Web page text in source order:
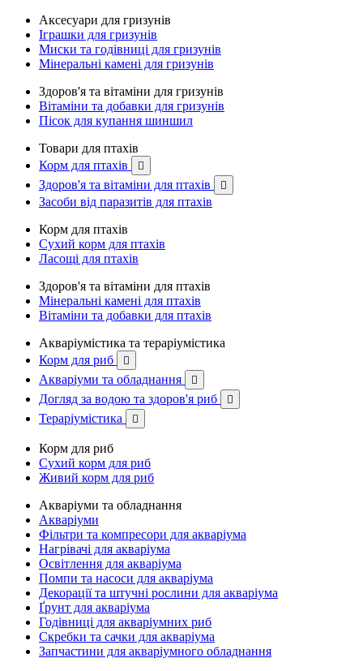
Аксесуари для гризунів
Іграшки для гризунів
Миски та годівниці для гризунів
Мінеральні камені для гризунів
Здоров'я та вітаміни для гризунів
Вітаміни та добавки для гризунів
Пісок для купання шиншил
Товари для птахів
Корм для птахів

Здоров'я та вітаміни для птахів 
Засоби від паразитів для птахів
Корм для птахів
Сухий корм для птахів
Ласощі для птахів
Здоров'я та вітаміни для птахів
Мінеральні камені для птахів
Вітаміни та добавки для птахів
Акваріумістика та тераріумістика
Корм для риб

Акваріуми та обладнання 
Догляд за водою та здоров'я риб 
Тераріумістика 
Корм для риб
Сухий корм для риб
Живий корм для риб
Акваріуми та обладнання
Акваріуми
Фільтри та компресори для акваріума
Нагрівачі для акваріума
Освітлення для акваріума
Помпи та насоси для акваріума
Декорації та штучні рослини для акваріума
Ґрунт для акваріума
Годівниці для акваріумних риб
Скребки та сачки для акваріума
Запчастини для акваріумного обладнання